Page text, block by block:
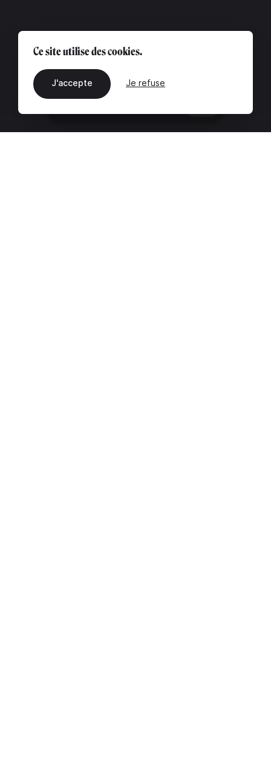
Ce site utilise des cookies.
J'accepte Je refuse